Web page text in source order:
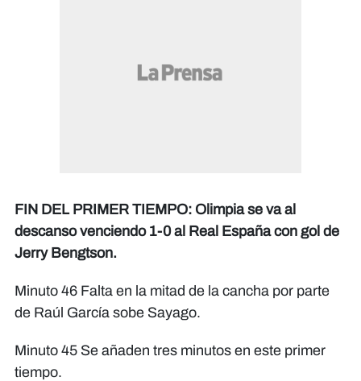
FIN DEL PRIMER TIEMPO: Olimpia se va al
descanso venciendo 1-0 al Real España con gol de
Jerry Bengtson.
Minuto 46 Falta en la mitad de la cancha por parte
de Raúl García sobe Sayago.
Minuto 45 Se añaden tres minutos en este primer
tiempo.​​​​​​